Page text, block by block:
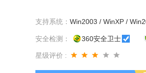
支持系统： Win2003 / WinXP /
安全检测： 360安全卫士
星级评价 :